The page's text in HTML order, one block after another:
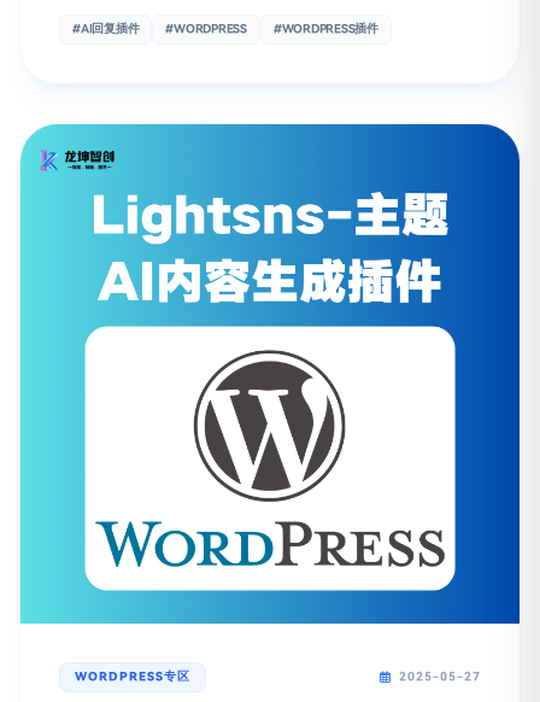
#AI回复插件 #WORDPRESS #WORDPRESS插件
WORDPRESS专区 2025-05-27